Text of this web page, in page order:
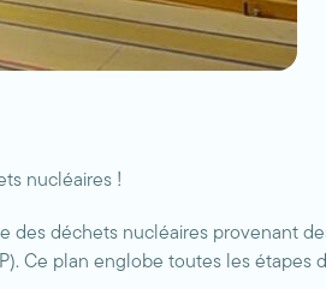
nucléaires !
des déchets nucléaires provenant
Ce plan englobe toutes les étapes